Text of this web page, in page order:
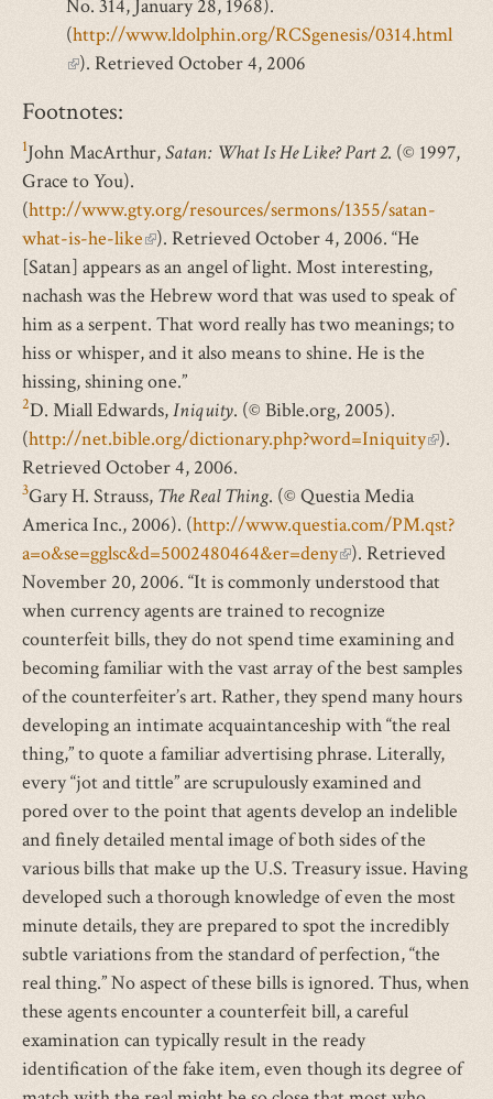
No. 314, January 28, 1968).
(http://www.ldolphin.org/RCSgenesis/0314.html
(link
external)
). Retrieved October 4, 2006
Footnotes:
1John MacArthur,Satan: What Is He Like? Part 2. (© 1997,
Grace to You).
(http://www.gty.org/resources/sermons/1355/satan-
what-is-he-like(link
is
external)
). Retrieved October 4, 2006. “He
[Satan] appears as an angel of light. Most interesting,
nachash was the Hebrew word that was used to speak of
him as a serpent. That word really has two meanings; to
hiss or whisper, and it also means to shine. He is the
hissing, shining one.”
2D. Miall Edwards,Iniquity. (© Bible.org, 2005).
(http://net.bible.org/dictionary.php?word=Iniquity(link
).
Retrieved October 4, 2006.
3Gary H. Strauss, The Real Thing. (© Questia Media
America Inc., 2006). (http://www.questia.com/PM.qst?
a=o&se=gglsc&d=5002480464&er=deny(link
is
external)
). Retrieved
November 20, 2006. “It is commonly understood that
when currency agents are trained to recognize
counterfeit bills, they do not spend time examining and
becoming familiar with the vast array of the best samples
of the counterfeiter’s art. Rather, they spend many hours
developing an intimate acquaintanceship with “the real
thing,” to quote a familiar advertising phrase. Literally,
every “jot and tittle” are scrupulously examined and
pored over to the point that agents develop an indelible
and finely detailed mental image of both sides of the
various bills that make up the U.S. Treasury issue. Having
developed such a thorough knowledge of even the most
minute details, they are prepared to spot the incredibly
subtle variations from the standard of perfection, “the
real thing.” No aspect of these bills is ignored. Thus, when
these agents encounter a counterfeit bill, a careful
examination can typically result in the ready
identification of the fake item, even though its degree of